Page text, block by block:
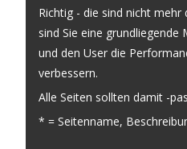
Richtig - die sind nicht
sind Sie eine
und den User die
verbessern.
Alle Seiten sollten damit -
* = Seitenname,